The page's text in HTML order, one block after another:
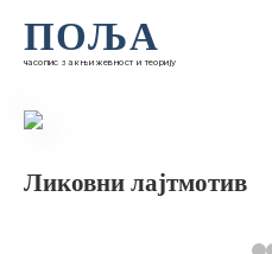
ПОЉА
часопис за књижевност и теорију
Ликовни лајтмотив